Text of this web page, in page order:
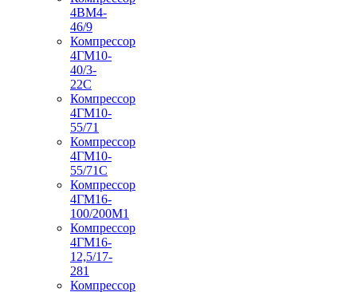
4ВМ4-
46/9
Компрессор
4ГМ10-
40/3-
22С
Компрессор
4ГМ10-
55/71
Компрессор
4ГМ10-
55/71С
Компрессор
4ГМ16-
100/200М1
Компрессор
4ГМ16-
12,5/17-
281
Компрессор